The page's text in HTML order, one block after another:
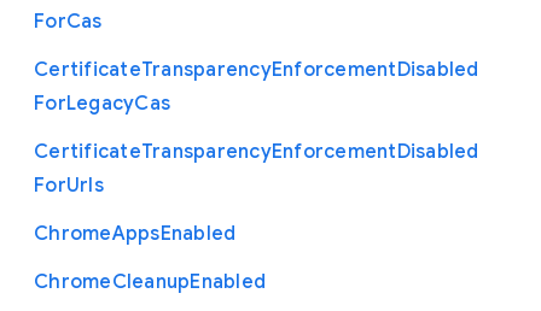
ForCas
CertificateTransparencyEnforcementDisabled
ForLegacyCas
CertificateTransparencyEnforcementDisabled
ForUrls
ChromeAppsEnabled
ChromeCleanupEnabled